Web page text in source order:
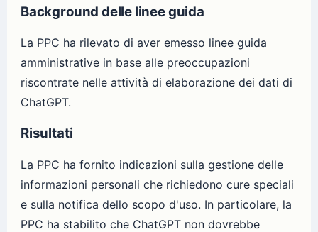
Background delle linee guida
La PPC ha rilevato di aver emesso linee guida
amministrative in base alle preoccupazioni
riscontrate nelle attività di elaborazione dei dati di
ChatGPT.
Risultati
La PPC ha fornito indicazioni sulla gestione delle
informazioni personali che richiedono cure speciali
e sulla notifica dello scopo d'uso. In particolare, la
PPC ha stabilito che ChatGPT non dovrebbe